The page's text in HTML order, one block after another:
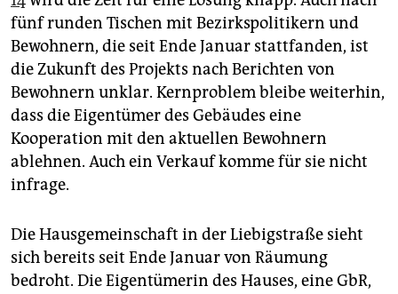
verlag
verlag
veranstaltungen
shop
fragen & hilfe
unterstützen
abo
genossenschaft
fünf runden Tischen mit Bezirkspolitikern und
Bewohnern, die seit Ende Januar stattfanden, ist
die Zukunft des Projekts nach Berichten von
Bewohnern unklar. Kernproblem bleibe weiterhin,
dass die Eigentümer des Gebäudes eine
Kooperation mit den aktuellen Bewohnern
ablehnen. Auch ein Verkauf komme für sie nicht
infrage.
Die Hausgemeinschaft in der Liebigstraße sieht
sich bereits seit Ende Januar von Räumung
bedroht. Die Eigentümerin des Hauses, eine GbR,